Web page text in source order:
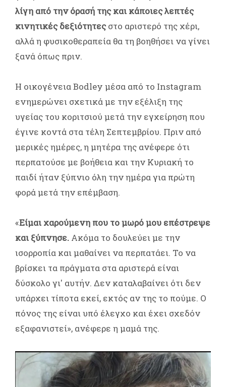
λίγη από την όρασή της και κάποιες λεπτές
κινητικές δεξιότητεςστο αριστερό της χέρι,
αλλά η φυσικοθεραπεία θα τη βοηθήσει να γίνει
ξανά όπως πριν.
Η οικογένεια Bodley μέσα από το Instagram
ενημερώνει σχετικά με την εξέλιξη της
υγείας του κοριτσιού μετά την εγχείρηση που
έγινε κοντά στα τέλη Σεπτεμβρίου. Πριν από
μερικές ημέρες, η μητέρα της ανέφερε ότι
περπατούσε με βοήθεια και την Κυριακή το
παιδί ήταν ξύπνιο όλη την ημέρα για πρώτη
φορά μετά την επέμβαση.
«Είμαι χαρούμενη που το μωρό μου επέστρεψε
και ξύπνησε. Ακόμα το δουλεύει με την
ισορροπία και μαθαίνει να περπατάει. Το να
βρίσκει τα πράγματα στα αριστερά είναι
δύσκολο γι' αυτήν. Δεν καταλαβαίνει ότι δεν
υπάρχει τίποτα εκεί, εκτός αν της το πούμε. Ο
πόνος της είναι υπό έλεγχο και έχει σχεδόν
εξαφανιστεί», ανέφερε η μαμά της.